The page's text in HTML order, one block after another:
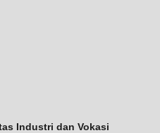
Industri dan Vokasi